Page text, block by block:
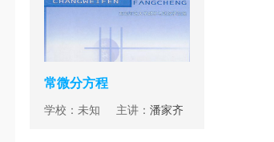
常微分方程
学校：未知 主讲： 潘家齐